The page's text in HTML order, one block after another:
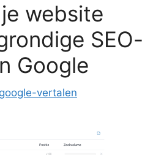
website
SEO-
Google
google-vertalen